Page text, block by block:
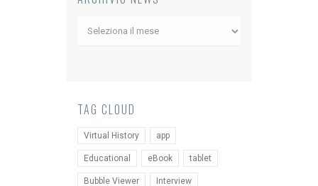
Archivio
TAG CLOUD
Virtual History app
Educational eBook tablet
Bubble Viewer Interview